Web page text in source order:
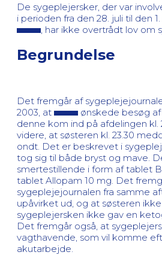
De sygeplejersker, der var
i perioden fra den 28. juli til den
, har ikke overtrådt lov om
Begrundelse
Det fremgår af
2003, at
ønskede besøg
denne kom ind på afdelingen kl.
videre, at søsteren kl. 23.30
ondt. Det er beskrevet i
tog sig til både bryst og mave.
smertestillende i form af tablet
tablet Allopam 10 mg. Det
sygeplejejournalen fra samme
upåvirket ud, og at søsteren
sygeplejersken ikke gav en
Det fremgår også, at
vagthavende, som vil komme
akutarbejde.